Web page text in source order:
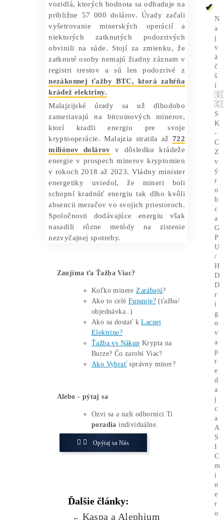
zadržala sedem osôb podozrivých z
účasti na ťažobných operáciách v
regiónoch Bandar Baru Salak Tinggi a
Taman Putra Perdana. Medzi zatknutými
osobami boli traja miestni muži a štyria
cudzí štátni príslušníci vo veku od 30 do
74 rokov.
Medzi skonfiškované aktíva patrí
zariadení na ťažbu BTC , tri notebooky,
sedem mobilných telefónov a dve
vozidlá, ktorých hodnota sa odhaduje na
približne 57 000 dolárov. Úrady začali
vyšetrovanie minerských operácií a
niektorých zatknutých podozrivých
obvinili na súde. Stojí za zmienku, že
zatknuté osoby nemajú žiadny záznam v
registri trestov a sú len podozrivé z
nezákonnej ťažby BTC, ktorá zahŕňa
krádež elektriny.
ktorí kradli energiu pre svoje
kryptooperácie. Malajzia stratila až
miliónov dolárovv dôsledku krádeže
energie v prospech minerov kryptomien
v rokoch 2018 až 2023. Vládny minister
energetiky uviedol, že mineri boli
schopní kradnúť energiu tak dlho kvôli
absencii meračov vo svojich priestoroch.
nezvyčajnej spotreby.
Zaujíma ťa Ťažba Viac?
Koľko minere
Elektrine?
Ťažba vs NákupKrypta na